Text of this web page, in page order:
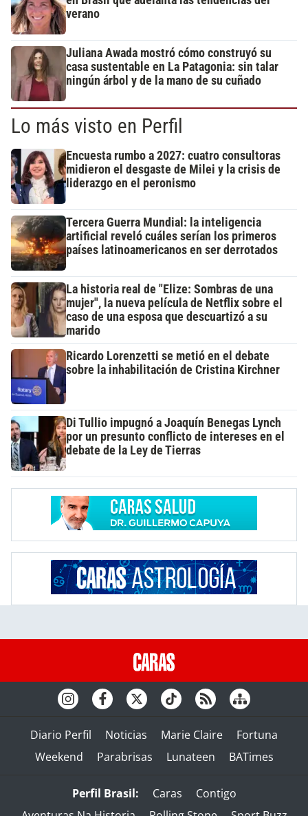
verano
Juliana Awada mostró cómo construyó su
casa sustentable en La Patagonia: sin talar
ningún árbol y de la mano de su cuñado
Lo más visto en Perfil
Encuesta rumbo a 2027: cuatro consultoras
midieron el desgaste de Milei y la crisis de
liderazgo en el peronismo
Tercera Guerra Mundial: la inteligencia
artificial reveló cuáles serían los primeros
países latinoamericanos en ser derrotados
La historia real de "Elize: Sombras de una
mujer", la nueva película de Netflix sobre el
caso de una esposa que descuartizó a su
marido
Ricardo Lorenzetti se metió en el debate
sobre la inhabilitación de Cristina Kirchner
Di Tullio impugnó a Joaquín Benegas Lynch
por un presunto conflicto de intereses en el
debate de la Ley de Tierras
Diario Perfil Noticias Marie Claire
Fortuna
Weekend
Parabrisas Lunateen BATimes
Perfil Brasil: Caras
Contigo